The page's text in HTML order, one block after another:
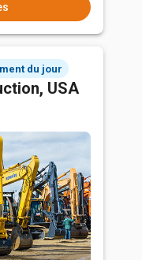
du jour
USA